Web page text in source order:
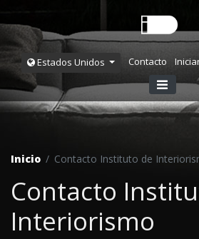
Estados Unidos Contacto
Inicio Contacto Instituto de
Contacto
Interiorismo